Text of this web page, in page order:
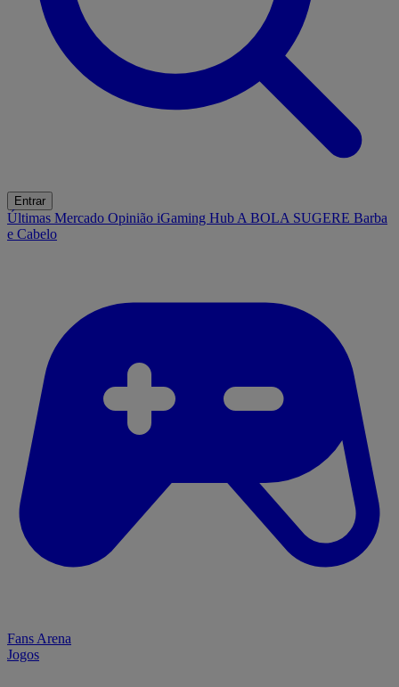
Entrar
Últimas Mercado Opinião iGaming Hub A BOLA SUGERE Barba
e Cabelo
Fans Arena
Jogos